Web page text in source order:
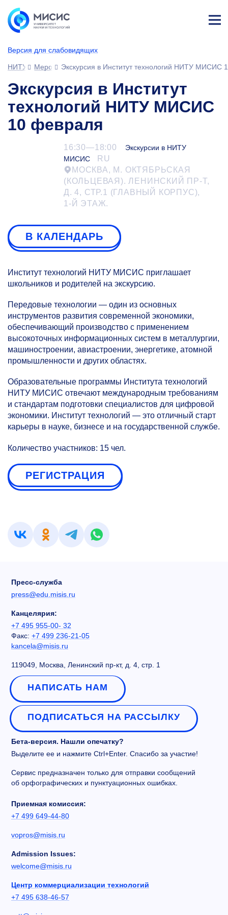
Версия для слабовидящих
ине
НИТУ МИСИСМероприятияЭкскурсия в Институт технологий НИТУ МИСИС
Экскурсия в Институт
технологий НИТУ МИСИС
10 февраля
16:30—18:00
Экскурсии в НИТУ
МИСИС
RU
МОСКВА, М. ОКТЯБРЬСКАЯ
(КОЛЬЦЕВАЯ). ЛЕНИНСКИЙ ПР-Т,
Д. 4, СТР.1 (ГЛАВНЫЙ КОРПУС),
1-Й ЭТАЖ.
В КАЛЕНДАРЬ
Институт технологий НИТУ МИСИС приглашает
школьников и родителей на экскурсию.
Передовые технологии — один из основных
инструментов развития современной экономики,
обеспечивающий производство с применением
высокоточных информационных систем в металлургии,
машиностроении, авиастроении, энергетике, атомной
промышленности и других областях.
Образовательные программы Института технологий
НИТУ МИСИС отвечают международным требованиям
и стандартам подготовки специалистов для цифровой
экономики. Институт технологий — это отличный старт
карьеры в науке, бизнесе и на государственной службе.
Количество участников: 15 чел.
РЕГИСТРАЦИЯ
Пресс-служба
press@edu.misis.ru
Канцелярия:
+7 495 955-00- 32
Факс: +7 499 236-21-05
kancela@misis.ru
119049, Москва, Ленинский пр-кт, д. 4, стр. 1
НАПИСАТЬ НАМ
ПОДПИСАТЬСЯ НА РАССЫЛКУ
Бета-версия. Нашли опечатку?
Выделите ее и нажмите Ctrl+Enter. Спасибо за участие!
Сервис предназначен только для отправки сообщений
об орфографических и пунктуационных ошибках.
Приемная комиссия:
+7 499 649-44-80
vopros@misis.ru
Admission Issues:
welcome@misis.ru
Центр коммерциализации технологий
+7 495 638-46-57